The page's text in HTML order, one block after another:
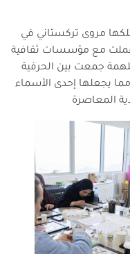
مروى تركستاني في
عملت مع مؤسسات ثقافية
جمعت بين الحرفية
يجعلها إحدى الأسماء
المعاصرة